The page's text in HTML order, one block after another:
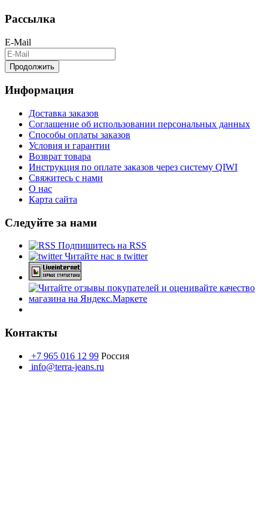
Рассылка
E-Mail
Продолжить
Информация
Доставка заказов
Соглашение об использовании персональных данных
Способы оплаты заказов
Условия и гарантии
Возврат товара
Инструкция по оплате заказов через систему QIWI
Свяжитесь с нами
О нас
Карта сайта
Следуйте за нами
Подпишитесь на RSS
Читайте нас в twitter
Контакты
+7 965 016 12 99 Россия
info@terra-jeans.ru